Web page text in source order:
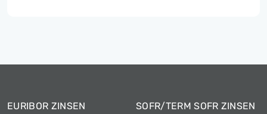
EURIBOR ZINSEN SOFR/TERM SOFR ZINSEN